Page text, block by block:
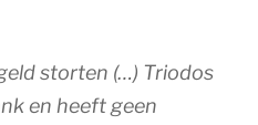
storten (…) Triodos
en heeft geen